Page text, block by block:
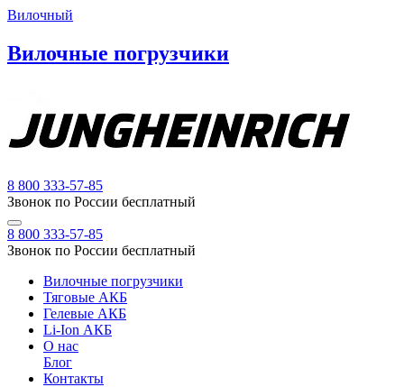
Вилочный
Вилочные погрузчики
8 800 333-57-85
Звонок по России бесплатный
8 800 333-57-85
Звонок по России бесплатный
Вилочные погрузчики
Тяговые АКБ
Гелевые АКБ
Li-Ion АКБ
О нас
Блог
Контакты